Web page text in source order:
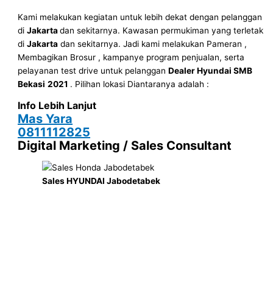
Kami melakukan kegiatan untuk lebih dekat dengan pelanggan
diJakartadan sekitarnya. Kawasan permukiman yang terletak
diJakarta dan sekitarnya. Jadi kami melakukan Pameran ,
Membagikan Brosur , kampanye program penjualan, serta
pelayanan test drive untuk pelangganDealer Hyundai SMB
Bekasi 2021 . Pilihan lokasi Diantaranya adalah :
Info Lebih Lanjut
Mas Yara
0811112825
Digital Marketing / Sales Consultant
Sales HYUNDAI Jabodetabek